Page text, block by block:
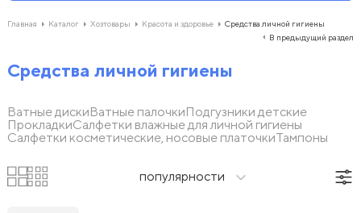
Главная Каталог Хозтовары Красота и здоровье
Средства личной гигиены
В предыдущий раздел
Средства личной гигиены
Ватные дискиВатные палочкиПодгузники детские
ПрокладкиСалфетки влажные для личной гигиены
Салфетки косметические, носовые платочкиТампоны
популярности